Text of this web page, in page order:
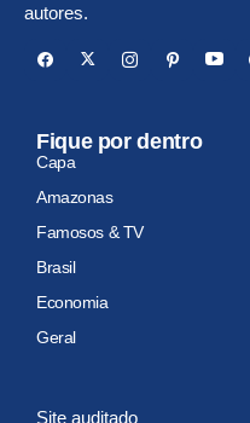
autores.
Fique por dentro
Capa
Amazonas
Famosos & TV
Brasil
Economia
Geral
Site auditado